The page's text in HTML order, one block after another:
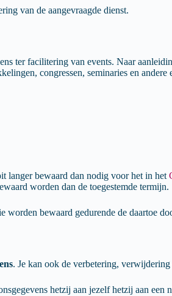
van de aangevraagde dienst.
ter facilitering van events. Naar
congressen, seminaries en andere
langer bewaard dan nodig voor het in het
worden dan de toegestemde termijn.
worden bewaard gedurende de daartoe
. Je kan ook de verbetering,
hetzij aan jezelf hetzij aan